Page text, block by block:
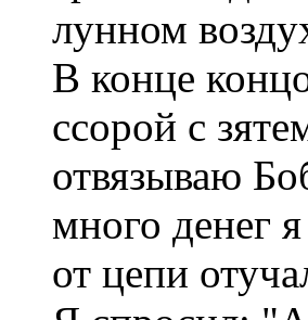
лунном
В конце
ссорой с
отвязываю
много денег
от цепи